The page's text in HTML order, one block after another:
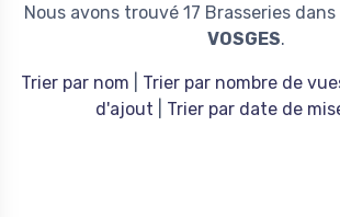
Nous avons trouvé 17 Brasseries
VOSGES.
Trier par nom Trier par nombre de
d'ajout
Trier par date de